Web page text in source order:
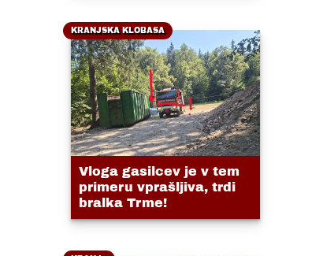
KRANJSKA KLOBASA
Vloga gasilcev je v tem
primeru vprašljiva, trdi
bralka Trme!